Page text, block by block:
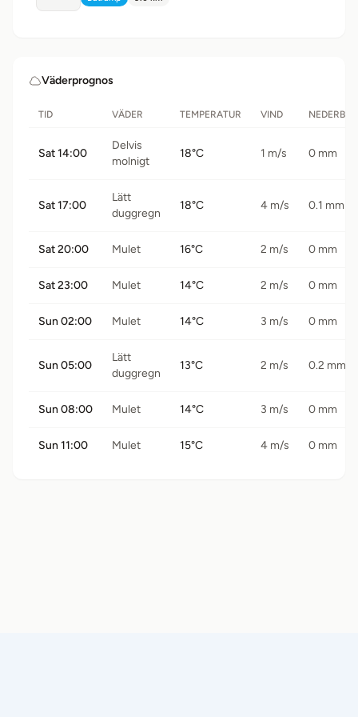
Typ: Avstånd:
Väderprognos
TID VÄDER TEMPERATUR VIND
Sat 14:00
Delvis
molnigt
18°C 1 m/s 0 mm
Sat 17:00
Lätt
duggregn
18°C 4 m/s 0.1 mm
Sat 20:00 Mulet 16°C 2 m/s 0 mm
Sat 23:00 Mulet 14°C 2 m/s 0 mm
Sun 02:00 Mulet 14°C 3 m/s 0 mm
Sun 05:00
Lätt
duggregn
13°C 2 m/s 0.2 mm
Sun 08:00 Mulet 14°C 3 m/s 0 mm
Sun 11:00 Mulet 15°C 4 m/s 0 mm